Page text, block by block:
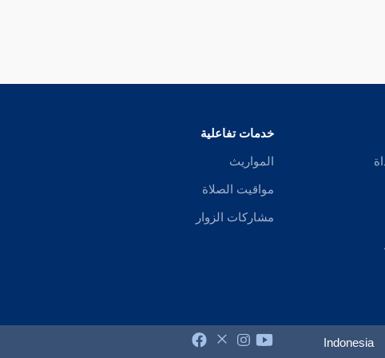
خدمات تفاعلية
المواريث
مواقيت الصلاة
مشاركات الزوار
Indonesia